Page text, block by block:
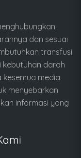
dan sesuai
transfusi
kebutuhan darah
media
menyebarkan
informasi yang